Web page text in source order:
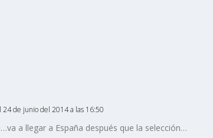
24 de junio del 2014 a las 16:50
a llegar a España después que la selección…